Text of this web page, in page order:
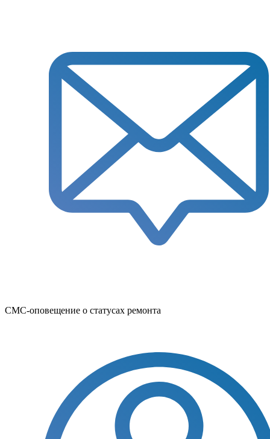
СМС-оповещение о статусах ремонта